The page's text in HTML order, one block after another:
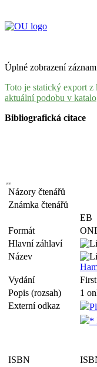
Úplné zobrazení
Toto je statický export z
aktuální podobu v
Bibliografická citace
Názory čtenářů
Známka čtenářů
EB
Formát
Hlavní záhlaví
Název
Vydání
Popis (rozsah)
1
Externí odkaz
*
ISBN